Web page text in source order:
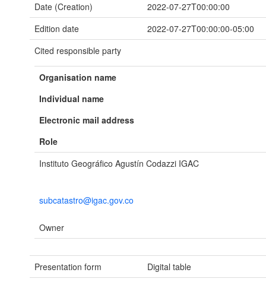
Date (Creation)
2022-07-27T00:00:00
Edition date
2022-07-27T00:00:00-05:00
Cited responsible party
Organisation name
Individual name
Electronic mail address
Role
Instituto Geográfico Agustín Codazzi IGAC
subcatastro@igac.gov.co
Owner
Presentation form
Digital table